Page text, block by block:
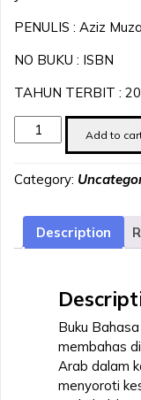
PENULIS : Aziz
NO BUKU : ISBN
TAHUN TERBIT :
Bahasa
Arab
Cerita?
Add to
Category:
Description
Buku
membahas
Arab dalam
menyoroti